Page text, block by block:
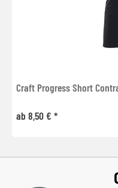
Craft Progress Short
ab 8,50 € *